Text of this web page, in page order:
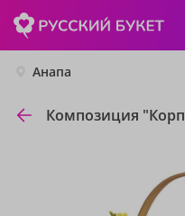
Анапа
Композиция